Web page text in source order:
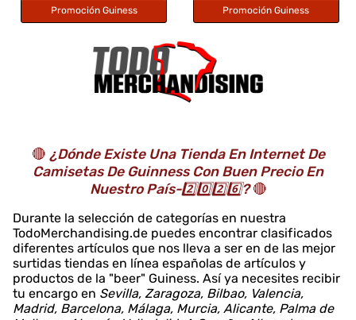
Promoción Guiness Promoción Guiness
🔴 ¿Dónde Existe Una Tienda En Internet De
Camisetas De Guinness Con Buen Precio En
Nuestro País-2️⃣0️⃣2️⃣6️⃣?🔴
Durante la selección de categorías en nuestra
TodoMerchandising.de puedes encontrar clasificados
diferentes artículos que nos lleva a ser en de las mejor
surtidas tiendas en línea españolas de artículos y
productos de la "beer" Guiness. Así ya necesites recibir
tu encargo en Sevilla, Zaragoza, Bilbao, Valencia,
Madrid, Barcelona, Málaga, Murcia, Alicante, Palma de